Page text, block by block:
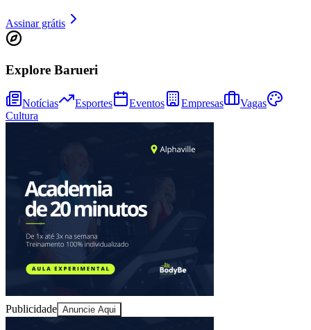
Assinar grátis
Explore Barueri
Notícias Esportes Eventos Empresas
Vagas
Cultura
Publicidade Anuncie Aqui